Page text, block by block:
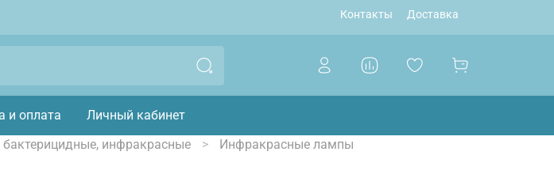
Контакты Доставка
и оплата
Личный кабинет
инфракрасные Инфракрасные лампы